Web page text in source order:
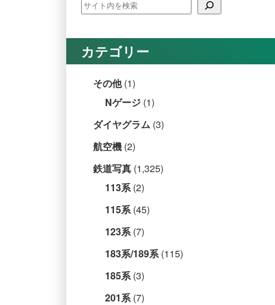
カテゴリー
その他(1)
Nゲージ (1)
ダイヤグラム (3)
航空機 (2)
鉄道写真 (1,325)
113系(2)
115系(45)
123系(7)
183系/189系(115)
185系(3)
201系(7)